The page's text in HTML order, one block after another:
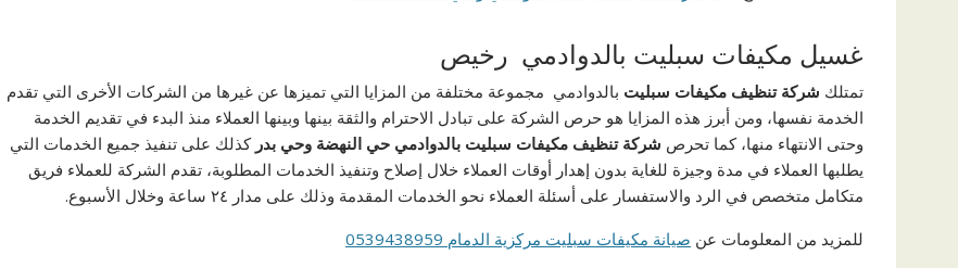
غسيل مكيفات سبليت بالدوادمي رخيص
تمتلك شركة تنظيف مكيفات سبليت بالدوادمي مجموعة مختلفة من المزايا التي تميزها عن غيرها من الشركات الأخرى التي تقدم
الخدمة نفسها، ومن أبرز هذه المزايا هو حرص الشركة على تبادل الاحترام والثقة بينها وبينها العملاء منذ البدء في تقديم الخدمة
وحتى الانتهاء منها، كما تحرص شركة تنظيف مكيفات سبليت بالدوادمي حي النهضة وحي بدر كذلك على تنفيذ جميع الخدمات التي
يطلبها العملاء في مدة وجيزة للغاية بدون إهدار أوقات العملاء خلال إصلاح وتنفيذ الخدمات المطلوبة، تقدم الشركة للعملاء فريق
متكامل متخصص في الرد والاستفسار على أسئلة العملاء نحو الخدمات المقدمة وذلك على مدار ٢٤ ساعة وخلال الأسبوع.
للمزيد من المعلومات عن صيانة مكيفات سبليت مركزية الدمام 0539438959